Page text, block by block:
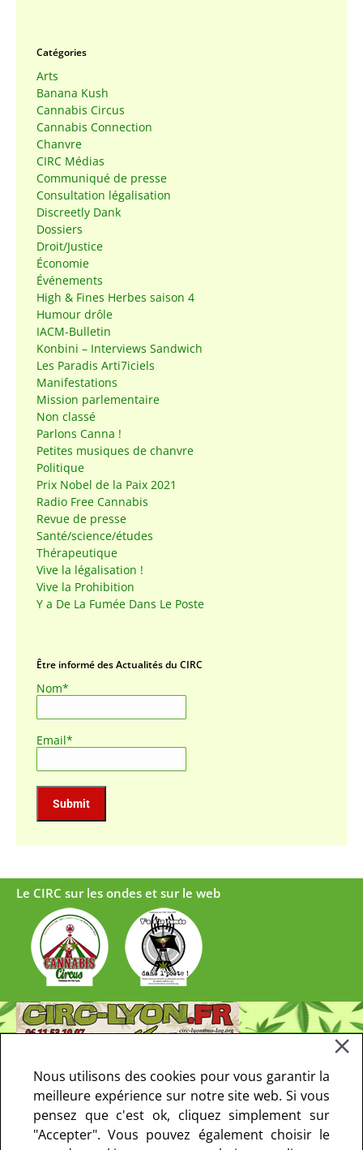
Catégories
Arts
Banana Kush
Cannabis Circus
Cannabis Connection
Chanvre
CIRC Médias
Communiqué de presse
Consultation légalisation
Discreetly Dank
Dossiers
Droit/Justice
Économie
Événements
High & Fines Herbes saison 4
Humour drôle
IACM-Bulletin
Konbini – Interviews Sandwich
Les Paradis Arti7iciels
Manifestations
Mission parlementaire
Non classé
Parlons Canna !
Petites musiques de chanvre
Politique
Prix Nobel de la Paix 2021
Radio Free Cannabis
Revue de presse
Santé/science/études
Thérapeutique
Vive la légalisation !
Vive la Prohibition
Y a De La Fumée Dans Le Poste
Être informé des Actualités du CIRC
Nom*
Email*
Le CIRC sur les ondes et sur le web
Nous utilisons des cookies pour vous garantir la
meilleure expérience sur notre site web. Si vous
pensez que c'est ok, cliquez simplement sur
"Accepter". Vous pouvez également choisir le